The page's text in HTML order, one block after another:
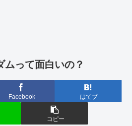
ムって面白いの？
Facebook はてブ
コピー